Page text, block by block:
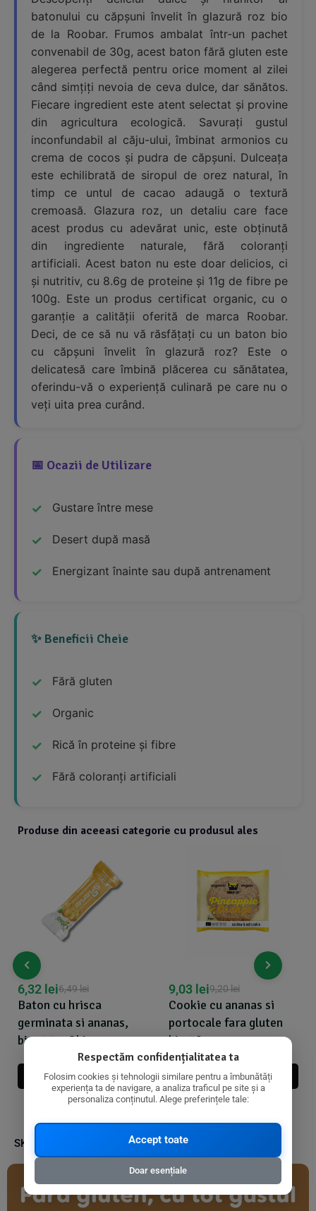
batonului cu căpșuni învelit în glazură roz bio
de la Roobar. Frumos ambalat într-un pachet
convenabil de 30g, acest baton fără gluten este
alegerea perfectă pentru orice moment al zilei
când simțiți nevoia de ceva dulce, dar sănătos.
Fiecare ingredient este atent selectat și provine
din agricultura ecologică. Savurați gustul
inconfundabil al căju-ului, îmbinat armonios cu
crema de cocos și pudra de căpșuni. Dulceața
este echilibrată de siropul de orez natural, în
timp ce untul de cacao adaugă o textură
cremoasă. Glazura roz, un detaliu care face
acest produs cu adevărat unic, este obținută
din ingrediente naturale, fără coloranți
artificiali. Acest baton nu este doar delicios, ci
și nutritiv, cu 8.6g de proteine și 11g de fibre pe
100g. Este un produs certificat organic, cu o
garanție a calității oferită de marca Roobar.
Deci, de ce să nu vă răsfățați cu un baton bio
cu căpșuni învelit în glazură roz? Este o
delicatesă care îmbină plăcerea cu sănătatea,
oferindu-vă o experiență culinară pe care nu o
veți uita prea curând.
📅 Ocazii de Utilizare
Gustare între mese
Desert după masă
Energizant înainte sau după antrenament
✨ Beneficii Cheie
Fără gluten
Organic
Rică în proteine și fibre
Fără coloranți artificiali
Produse din aceeasi categorie cu produsul ales
Baton cu hrisca
germinata si ananas,
bio, 35g, Obio
6,49lei
6,32 lei
Adauga In Cos
Cookie cu ananas si
portocale fara gluten
bio 50g
9,20lei
9,03 lei
Adauga In Cos
SKU:
Respectăm confidențialitatea ta
Folosim cookies și tehnologii similare pentru a îmbunătăți
experiența ta de navigare, a analiza traficul pe site și a
personaliza conținutul. Alege preferințele tale:
Accept toate
Doar esențiale